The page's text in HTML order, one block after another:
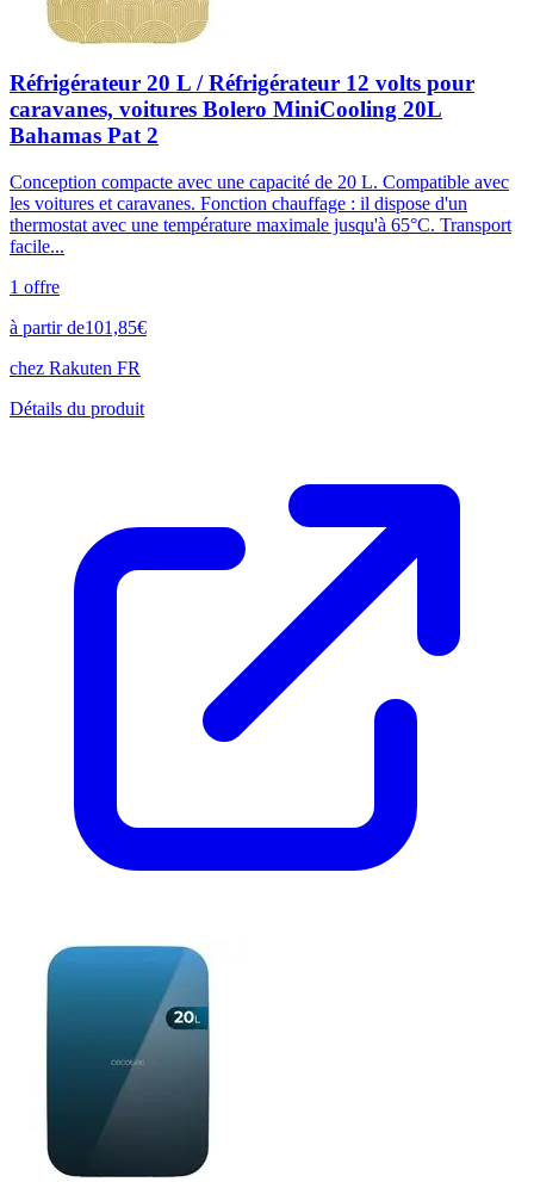
Réfrigérateur 20 L / Réfrigérateur 12 volts pour
caravanes, voitures Bolero MiniCooling 20L
Bahamas Pat 2
Conception compacte avec une capacité de 20 L. Compatible avec
les voitures et caravanes. Fonction chauffage : il dispose d'un
thermostat avec une température maximale jusqu'à 65°C. Transport
facile...
1 offre
à partir de101,85€
chez Rakuten FR
Détails du produit